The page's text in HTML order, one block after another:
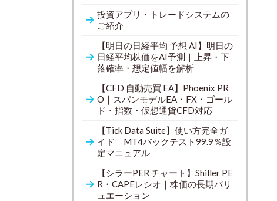
投資アプリ・トレードシステムの
ご紹介
【明日の日経平均 予想 AI】明日の
日経平均株価をAI予測｜上昇・下
落確率・想定値幅を解析
【CFD 自動売買 EA】Phoenix PR
O｜スパンモデルEA・FX・ゴール
ド・指数・仮想通貨CFD対応
【Tick Data Suite】使い方完全ガ
イド｜MT4バックテスト99.9％設
定マニュアル
【シラーPER チャート】Shiller PE
R・CAPEレシオ｜株価の長期バリ
ュエーション